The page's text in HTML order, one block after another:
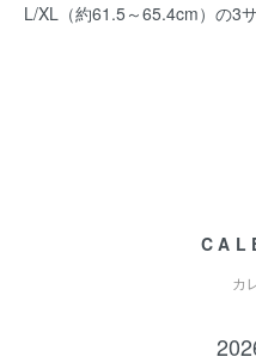
L/XL（約61.5～65.4cm）の3
カ